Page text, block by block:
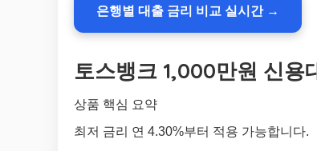
은행별 대출 금리 비교 실시간 →
토스뱅크 1,000만원 신용
상품 핵심 요약
최저 금리 연 4.30%부터 적용 가능합니다.